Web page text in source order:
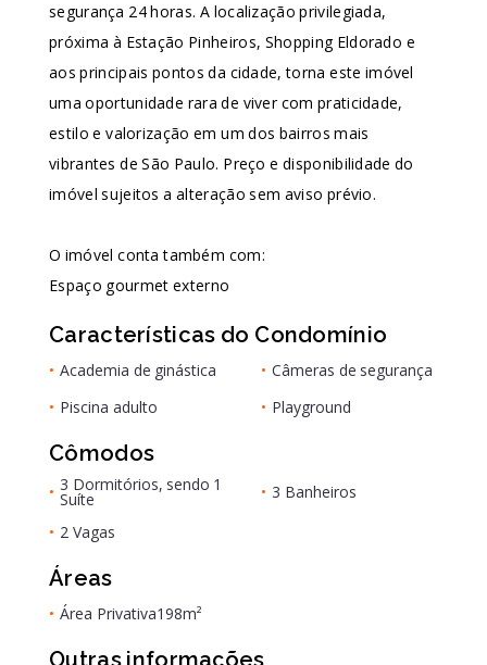
segurança 24 horas. A localização privilegiada,
próxima à Estação Pinheiros, Shopping Eldorado e
aos principais pontos da cidade, torna este imóvel
uma oportunidade rara de viver com praticidade,
estilo e valorização em um dos bairros mais
vibrantes de São Paulo. Preço e disponibilidade do
imóvel sujeitos a alteração sem aviso prévio.
O imóvel conta também com:
Espaço gourmet externo
Características do Condomínio
• Academia de ginástica • Câmeras de segurança
• Piscina adulto • Playground
Cômodos
• 3 Dormitórios, sendo 1
Suíte • 3 Banheiros
• 2 Vagas
Áreas
• Área Privativa198m²
Outras informações